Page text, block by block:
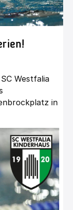
Westfalia
in